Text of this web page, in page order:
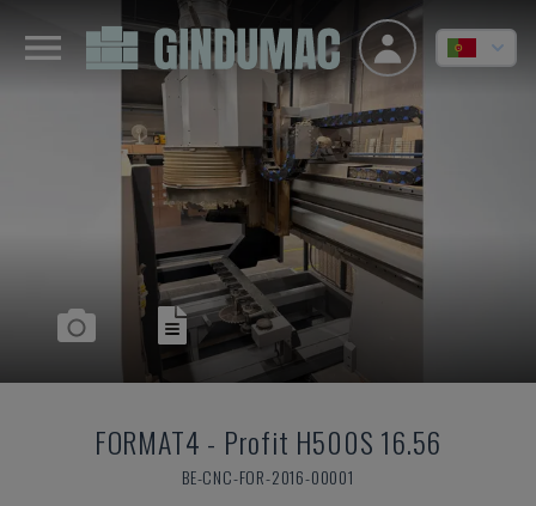
FORMAT4 - Profit H500S 16.56
BE-CNC-FOR-2016-00001